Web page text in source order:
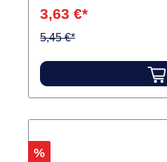
3,63 €*
5,45 €*
Rabatt
%